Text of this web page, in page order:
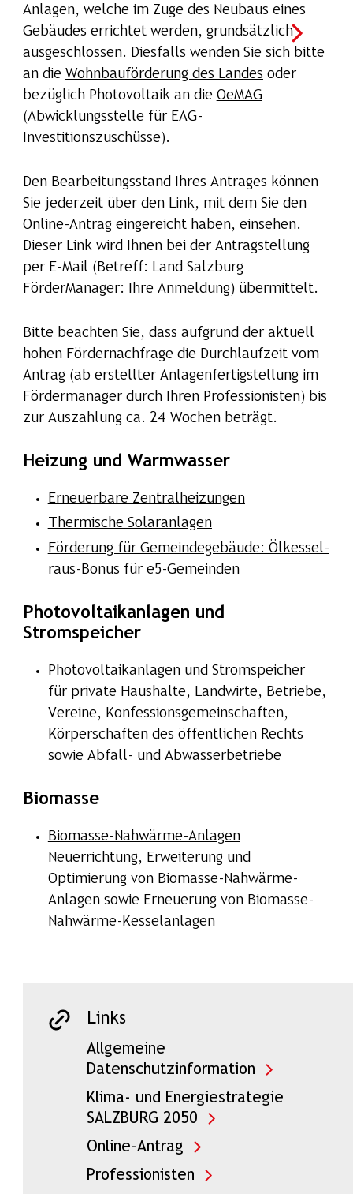
Anlagen, welche im Zuge des Neubaus eines
Gebäudes errichtet werden, grundsätzlich
ausgeschlossen. Diesfalls wenden Sie sich bitte
an die Wohnbauförderung des Landes oder
bezüglich Photovoltaik an die OeMAG
(Abwicklungsstelle für EAG-
Investitionszuschüsse).
Den Bearbeitungsstand Ihres Antrages können
Sie jederzeit über den Link, mit dem Sie den
Online-Antrag eingereicht haben, einsehen.
Dieser Link wird Ihnen bei der Antragstellung
per E-Mail (Betreff: Land Salzburg
FörderManager: Ihre Anmeldung) übermittelt.
Bitte beachten Sie, dass aufgrund der aktuell
hohen Fördernachfrage die Durchlaufzeit vom
Antrag (ab erstellter Anlagenfertigstellung im
Fördermanager durch Ihren Professionisten) bis
zur Auszahlung ca. 24 Wochen beträgt.
Heizung und Warmwasser
Erneuerbare Zentralheizungen
Thermische Solaranlagen
Förderung für Gemeindegebäude: Ölkessel-
raus-Bonus für e5-Gemeinden
Photovoltaikanlagen und
Stromspeicher
Photovoltaikanlagen und Stromspeicher
für private Haushalte, Landwirte, Betriebe,
Vereine, Konfessionsgemeinschaften,
Körperschaften des öffentlichen Rechts
sowie Abfall- und Abwasserbetriebe
Biomasse
Biomasse-Nahwärme-Anlagen
Neuerrichtung, Erweiterung und
Optimierung von Biomasse-Nahwärme-
Anlagen sowie Erneuerung von Biomasse-
Nahwärme-Kesselanlagen
Links
Allgemeine
Datenschutzinformation
Klima- und Energiestrategie
SALZBURG 2050
Online-Antrag
Professionisten